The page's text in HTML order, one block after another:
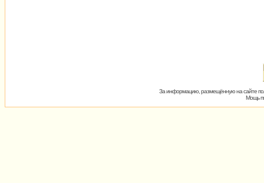
За информацию, размещённую на сайте
Мощь